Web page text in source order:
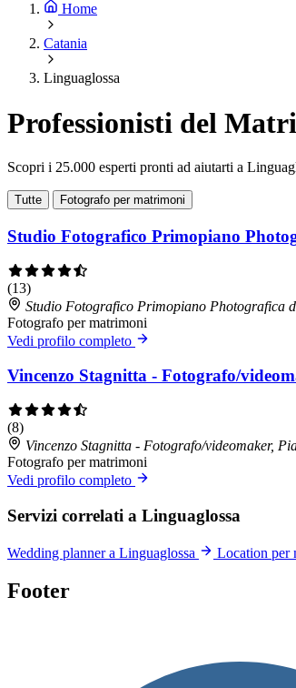
Home
Catania
Linguaglossa
Professionisti del
Scopri i 25.000 esperti pronti ad aiutarti a
Tutte Fotografo per matrimoni
Studio Fotografico Primopiano
(13)
Studio Fotografico Primopiano Photografica
Fotografo per matrimoni
Vedi profilo completo
Vincenzo Stagnitta - Fotografo/
(8)
Vincenzo Stagnitta - Fotografo/videomaker,
Fotografo per matrimoni
Vedi profilo completo
Servizi correlati a Linguaglossa
Wedding planner a Linguaglossa Location per
Footer